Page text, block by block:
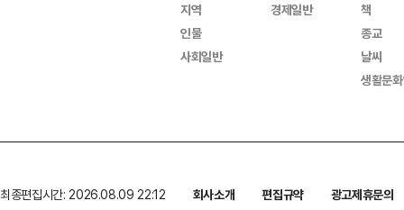
지역
인물
사회일반
경제일반
책
종교
날씨
생활문
최종편집시간: 2026.08.09 22:12 회사소개 편집규약
광고제휴문의